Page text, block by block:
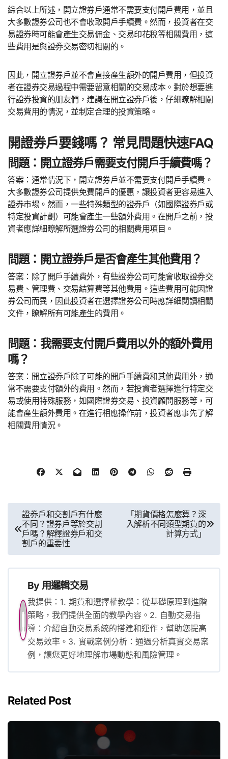
綜合以上所述，開立證券戶通常不需要支付開戶費用，並且
大多數證券公司也不會收取開戶手續費。然而，投資者在交
易證券時可能會產生交易佣金、交易印花稅等相關費用，這
些費用是與證券交易密切相關的。
因此，開立證券戶並不會直接產生額外的開戶費用，但投資
者在證券交易過程中需要留意相關的交易成本。對於想要進
行證券投資的朋友們，建議在開立證券戶後，仔細瞭解相關
交易費用的情況，並制定合理的投資策略。
開證券戶要錢嗎？ 常見問題快速FAQ
問題：開立證券戶需要支付開戶手續費嗎？
答案：通常情況下，開立證券戶並不需要支付開戶手續費。
大多數證券公司提供免費開戶的優惠，讓投資者更容易進入
證券市場。然而，一些特殊類型的證券戶（如國際證券戶或
特定投資計劃）可能會產生一些額外費用。在開戶之前，投
資者應詳細瞭解所選證券公司的相關費用項目。
問題：開立證券戶是否會產生其他費用？
答案：除了開戶手續費外，有些證券公司可能會收取證券交
易費、管理費、交易結算費等其他費用。這些費用可能因證
券公司而異，因此投資者在選擇證券公司時應詳細閱讀相關
文件，瞭解所有可能產生的費用。
問題：我需要支付開戶費用以外的額外費用
嗎？
答案：開立證券戶除了可能的開戶手續費和其他費用外，通
常不需要支付額外的費用。然而，若投資者選擇進行特定交
易或使用特殊服務，如國際證券交易、投資顧問服務等，可
能會產生額外費用。在進行相應操作前，投資者應事先了解
相關費用情況。
章
覽
證券戶和交割戶有什麼
不同？證券戶等於交割
戶嗎？解釋證券戶和交
割戶的重要性
「期貨價格怎麼算？深
入解析不同類型期貨的
計算方式」
By 用邏輯交易
我提供：1. 期貨和選擇權教學：從基礎原理到進階
策略，我們提供全面的教學內容。2. 自動交易指
導：介紹自動交易系統的搭建和運作，幫助您提高
交易效率。3. 實戰案例分析：通過分析真實交易案
例，讓您更好地理解市場動態和風險管理。
Related Post